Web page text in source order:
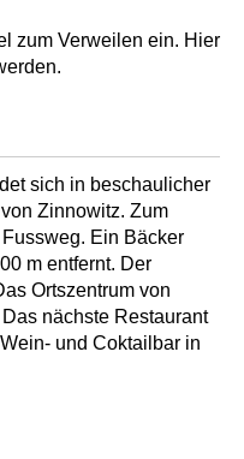
zum Verweilen ein. Hier
sich in beschaulicher
Zinnowitz. Zum
Ein Bäcker
m entfernt. Der
Ortszentrum von
nächste Restaurant
und Coktailbar in